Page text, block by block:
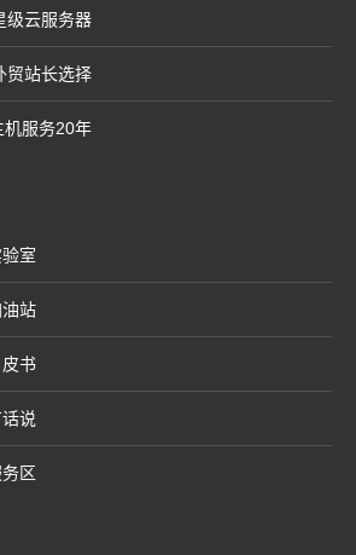
级云服务器
贸站长选择
机服务20年
室
站
书
说
区